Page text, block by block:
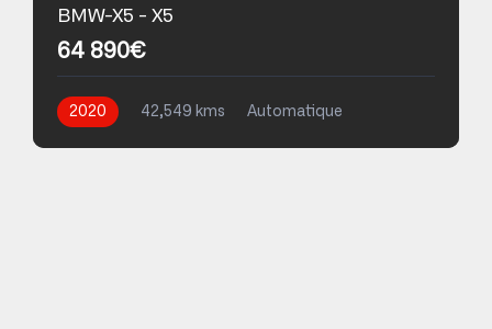
BMW-X5 - X5
64 890€
2020 42,549 kms Automatique